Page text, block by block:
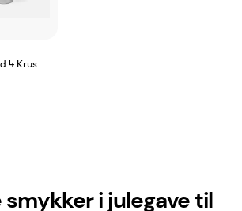
4 Krus
smykker i julegave til